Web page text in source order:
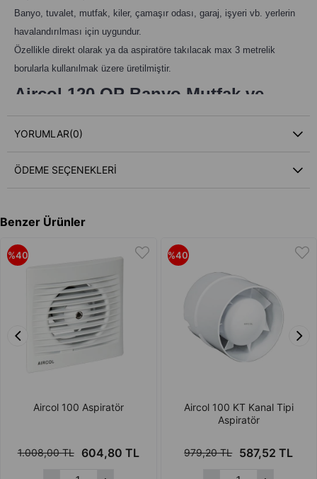
Banyo, tuvalet, mutfak, kiler, çamaşır odası, garaj, işyeri vb. yerlerin
havalandırılması için uygundur.
Özellikle direkt olarak ya da aspiratöre takılacak max 3 metrelik
borularla kullanılmak üzere üretilmiştir.
Aircol 120 OP Banyo Mutfak ve
Tuvalet Otomatik Panjurlu Fan
Otomatik panjur aspiratör açıldıktan 30 sn sonra otomatik olarak açılır
gelebilecek toz, kötü koku ve soğuk gibi etkenlere karşı en iyi koruma
Otomatik panjurun iç kısımda çalışacak şekilde tasarlanmasıyla
panjurlardan ziyade ön kapağın estetik görünümünün ön planda olması
sağlamıştır.
Yüksek kalite ABS plastik ile imal edilmiş ürünümüz kötü koku, nem
ve benzeri dış etkenlere karşı en iyi korumayı sağlarken ilk günkü
görünümü asla yitirmez.
Toza maruz kalan ön kapak silinerek rahatlıkla temizlenebilir.
indirgenmiştir.
Kendi kendini yağlayan motor yatakları sessiz ve uzun ömürlü
Duvar, tavan, pencere vb. yerlere rahatlıkla dikey ya da yatay olarak
bağlantı yapılabilir.
YORUMLAR(0)
ÖDEME SEÇENEKLERI
Benzer Ürünler
Aircol 100 Aspiratör
604,80 TL
1.008,00 TL
%40
Aircol 100 KT Kanal Tipi
Aspiratör
587,52 TL
979,20 TL
%40